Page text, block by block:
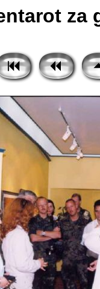
za